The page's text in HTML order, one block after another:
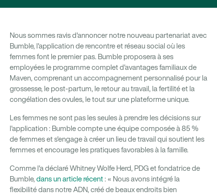
Nous sommes ravis d'annoncer notre nouveau partenariat avec
Bumble, l'application de rencontre et réseau social où les
femmes font le premier pas. Bumble proposera à ses
employées le programme complet d'avantages familiaux de
Maven, comprenant un accompagnement personnalisé pour la
grossesse, le post-partum, le retour au travail, la fertilité et la
congélation des ovules, le tout sur une plateforme unique.
Les femmes ne sont pas les seules à prendre les décisions sur
l'application : Bumble compte une équipe composée à 85 %
de femmes et s'engage à créer un lieu de travail qui soutient les
femmes et encourage les pratiques favorables à la famille.
Comme l'a déclaré Whitney Wolfe Herd, PDG et fondatrice de
Bumble, dans un article récent: « Nous avons intégré la
flexibilité dans notre ADN, créé de beaux endroits bien